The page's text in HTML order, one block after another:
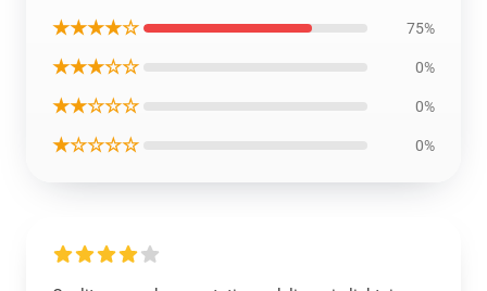
★★★★☆ 75%
★★★☆☆ 0%
★★☆☆☆ 0%
★☆☆☆☆ 0%